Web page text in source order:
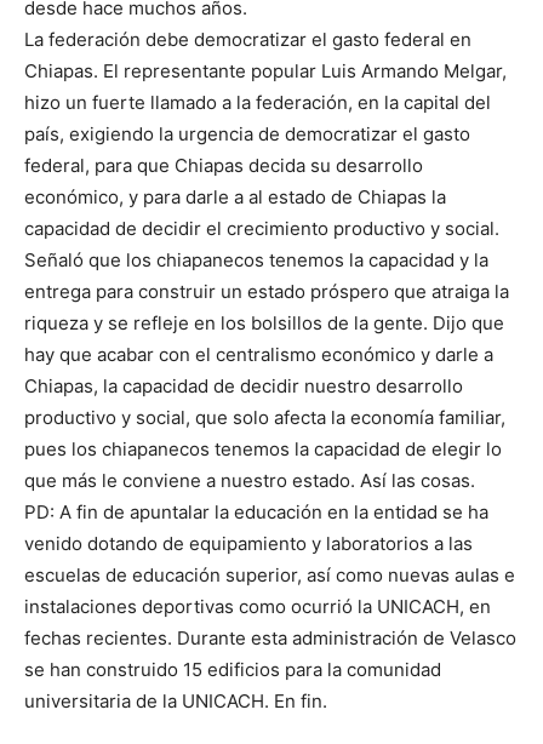
desde hace muchos años.
La federación debe democratizar el gasto federal en
Chiapas. El representante popular Luis Armando Melgar,
hizo un fuerte llamado a la federación, en la capital del
país, exigiendo la urgencia de democratizar el gasto
federal, para que Chiapas decida su desarrollo
económico, y para darle a al estado de Chiapas la
capacidad de decidir el crecimiento productivo y social.
Señaló que los chiapanecos tenemos la capacidad y la
entrega para construir un estado próspero que atraiga la
riqueza y se refleje en los bolsillos de la gente. Dijo que
hay que acabar con el centralismo económico y darle a
Chiapas, la capacidad de decidir nuestro desarrollo
productivo y social, que solo afecta la economía familiar,
pues los chiapanecos tenemos la capacidad de elegir lo
que más le conviene a nuestro estado. Así las cosas.
PD: A fin de apuntalar la educación en la entidad se ha
venido dotando de equipamiento y laboratorios a las
escuelas de educación superior, así como nuevas aulas e
instalaciones deportivas como ocurrió la UNICACH, en
fechas recientes. Durante esta administración de Velasco
se han construido 15 edificios para la comunidad
universitaria de la UNICACH. En fin.